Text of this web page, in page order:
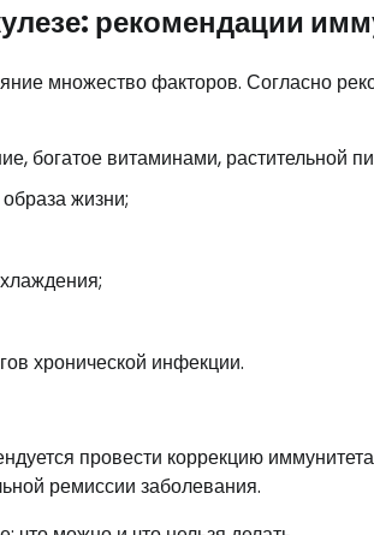
рекомендации
множество факторов. Согласно
богатое витаминами, растительной
жизни;
хронической инфекции.
провести коррекцию
ремиссии заболевания.